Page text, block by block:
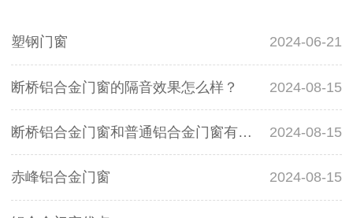
塑钢门窗 2024-06-21
断桥铝合金门窗的隔音效果怎么样？ 2024-08-15
断桥铝合金门窗和普通铝合金门窗有什么区别？ 2024-08-15
赤峰铝合金门窗 2024-08-15